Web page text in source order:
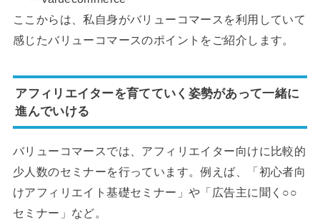
ここからは、私自身がバリューコマースを利用していて
感じたバリューコマースのポイントをご紹介します。
アフィリエイターを育てていく姿勢があって一緒に
進んでいける
バリューコマースでは、アフィリエイター向けに比較的
少人数のセミナーを行っています。例えば、「初心者向
けアフィリエイト基礎セミナー」や「広告主に聞く○○
セミナー」など。